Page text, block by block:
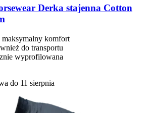
Derka stajenna Cotton
maksymalny komfort
do transportu
wyprofilowana
do 11 sierpnia